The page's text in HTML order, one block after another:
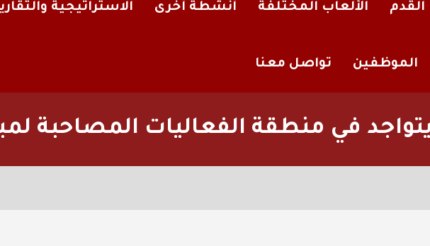
القدم الألعاب المختلفة أنشطة أخرى الاستراتيجية
الموظفين تواصل معنا
في منطقة الفعاليات المصاحبة